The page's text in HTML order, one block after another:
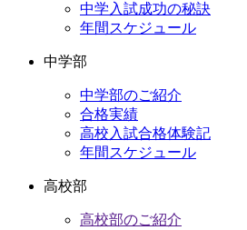
中学入試成功の秘訣
年間スケジュール
中学部
中学部のご紹介
合格実績
高校入試合格体験記
年間スケジュール
高校部
高校部のご紹介